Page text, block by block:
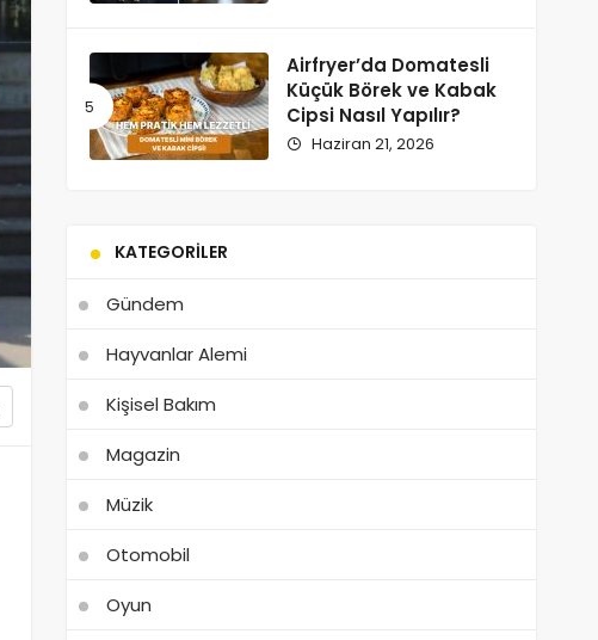
Doğurdu
Airfryer’da Domatesli
Küçük Börek ve Kabak
Cipsi Nasıl Yapılır?
Haziran 21, 2026
KATEGORILER
Gündem
Hayvanlar Alemi
Kişisel Bakım
Magazin
Müzik
Otomobil
Oyun